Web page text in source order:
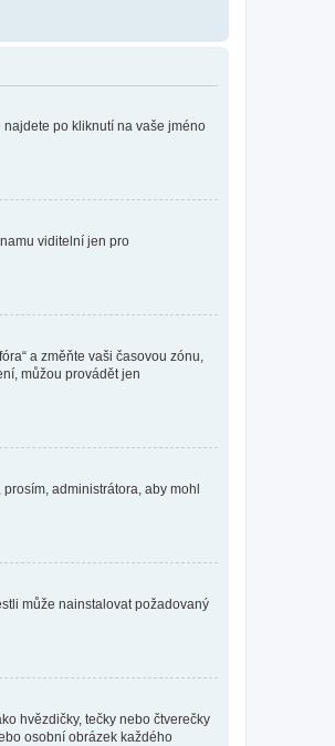
najdete po kliknutí na vaše jméno
viditelní jen pro
a změňte vaši časovou zónu,
můžou provádět jen
administrátora, aby mohl
může nainstalovat požadovaný
hvězdičky, tečky nebo čtverečky
osobní obrázek každého